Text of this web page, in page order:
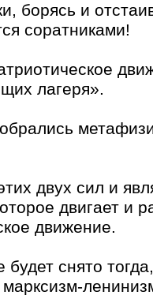
борясь и
соратниками!
лагеря».
двух сил и
двигает и
движение.
будет снято